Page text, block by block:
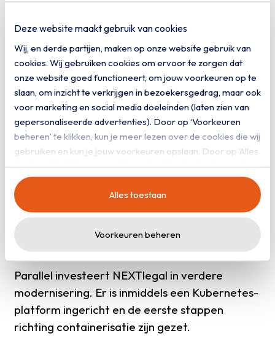
Deze website maakt gebruik van cookies
Wij, en derde partijen, maken op onze website gebruik van
cookies. Wij gebruiken cookies om ervoor te zorgen dat
onze website goed functioneert, om jouw voorkeuren op te
slaan, om inzicht te verkrijgen in bezoekersgedrag, maar ook
voor marketing en social media doeleinden (laten zien van
gepersonaliseerde advertenties). Door op ‘Voorkeuren
beheren’ te klikken, kun je meer lezen over de cookies die wij
gebruiken en kun je jouw voorkeuren opslaan. Door op ‘Alles
toestaan’ te klikken, ga je akkoord met het gebruik van alle
cookies zoals omschreven in onzeprivacy- en
cookieverklaring
Alles toestaan
Voorkeuren beheren
worden ingericht in samenwerking met
systeembeheerders, kan een nieuwe klant nu
vrijwel direct worden aangesloten. NEXTlegal
hoeft alleen resources binnen de Uniserver-
omgeving op te schalen.
Wanneer een klant vandaag voor
onze software kiest, kan hij technisch
gezien de volgende dag al
operationeel zijn
Peter Dijkhuizen, Manager Servicedesk &
Technisch Consultancy bij NEXTlegal
Parallel investeert NEXTlegal in verdere
modernisering. Er is inmiddels een Kubernetes-
platform ingericht en de eerste stappen
richting containerisatie zijn gezet.